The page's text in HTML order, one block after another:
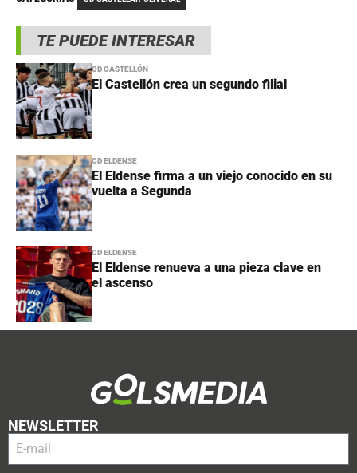
TE PUEDE INTERESAR
CD CASTELLÓN
El Castellón crea un segundo filial
CD ELDENSE
El Eldense firma a un viejo conocido en su
vuelta a Segunda
CD ELDENSE
El Eldense renueva a una pieza clave en
el ascenso
NEWSLETTER